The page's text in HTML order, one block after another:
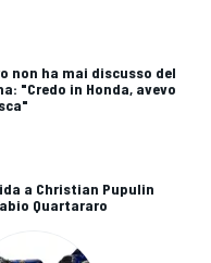
non ha mai discusso del
"Credo in Honda, avevo
a Christian Pupulin
Quartararo